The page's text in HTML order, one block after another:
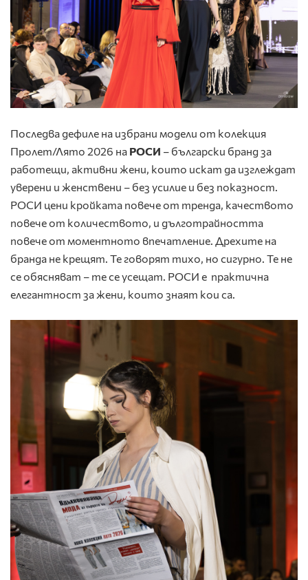
Последва дефиле на избрани модели от колекция
Пролет/Лято 2026 на РОСИ – български бранд за
работещи, активни жени, които искат да изглеждат
уверени и женствени – без усилие и без показност.
РОСИ цени кройката повече от тренда, качеството
повече от количеството, и дълготрайността
повече от моментното впечатление. Дрехите на
бранда не крещят. Те говорят тихо, но сигурно. Те не
се обясняват – те се усещат. РОСИ е практична
елегантност за жени, които знаят кои са.